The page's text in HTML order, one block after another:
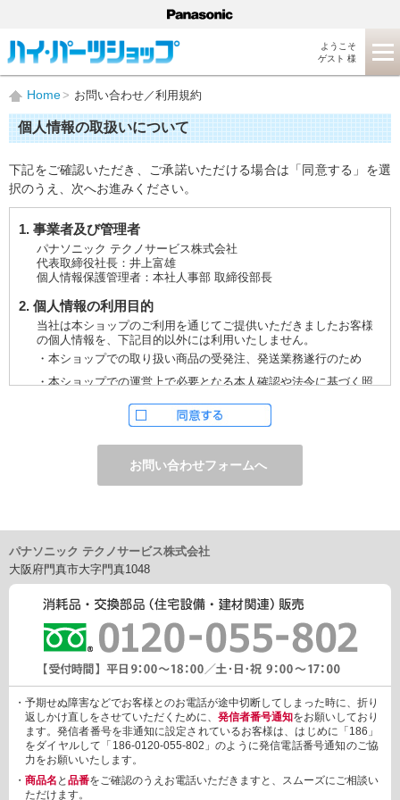
ようこそ
ゲスト 様
Home お問い合わせ／利用規約
個人情報の取扱いについて
下記をご確認いただき、ご承諾いただける場合は「同意する」を選
択のうえ、次へお進みください。
1. 事業者及び管理者
パナソニック テクノサービス株式会社
代表取締役社長：井上富雄
個人情報保護管理者：本社人事部 取締役部長
2. 個人情報の利用目的
当社は本ショップのご利用を通じてご提供いただきましたお客様
の個人情報を、下記目的以外には利用いたしません。
・本ショップでの取り扱い商品の受発注、発送業務遂行のため
・本ショップでの運営上で必要となる本人確認や法令に基づく照
ただし、お申し込みフォーム上でご希望の方のみに、下記サービ
・電子メール、ダイレクトメールなどによる情報のご提供
（1）ご提供情報の分野
・住宅関連設備・建材、家電製品、住まいづくり(新築・リフォー
車載関連商品など
（2）ご提供情報の概要
・商品、サービスに関するご提案
・商品サポート、メンテナンスに関するご提案
・キャンペーン、フェアー、イベントに関する情報ご提供
・アンケート、商品モニターに関する情報ご提供など
3. 個人情報の提供
あらかじめご本人様からご了解いただいている場合や法令で認め
られている場合を除き、個人情報を第三者に提供または開示いた
しません。
しかしながら、お客様がクレジットカード決済をご利用される場
合に限り、カード発行会社が行なう不正利用検知・防止「3Dセキ
ュア2.0」のために、お客様が利用するカード発行会社及び、決済
代行会社：GMOペイメントゲートウェイ（第三者）に、下記の情
報を開示し、本人認証を行います。
・金額など、決済に関する情報
パナソニック テクノサービス株式会社
大阪府門真市大字門真1048
・予期せぬ障害などでお客様とのお電話が途中切断してしまった時に、折り
返しかけ直しをさせていただくために、 発信者番号通知をお願いしており
ます。発信者番号を非通知に設定されているお客様は、はじめに「186」
をダイヤルして「186-0120-055-802」のように発信電話番号通知のご協
力をお願いいたします。
・ 商品名 と 品番をご確認のうえお電話いただきますと、スムーズにご相談い
ただけます。